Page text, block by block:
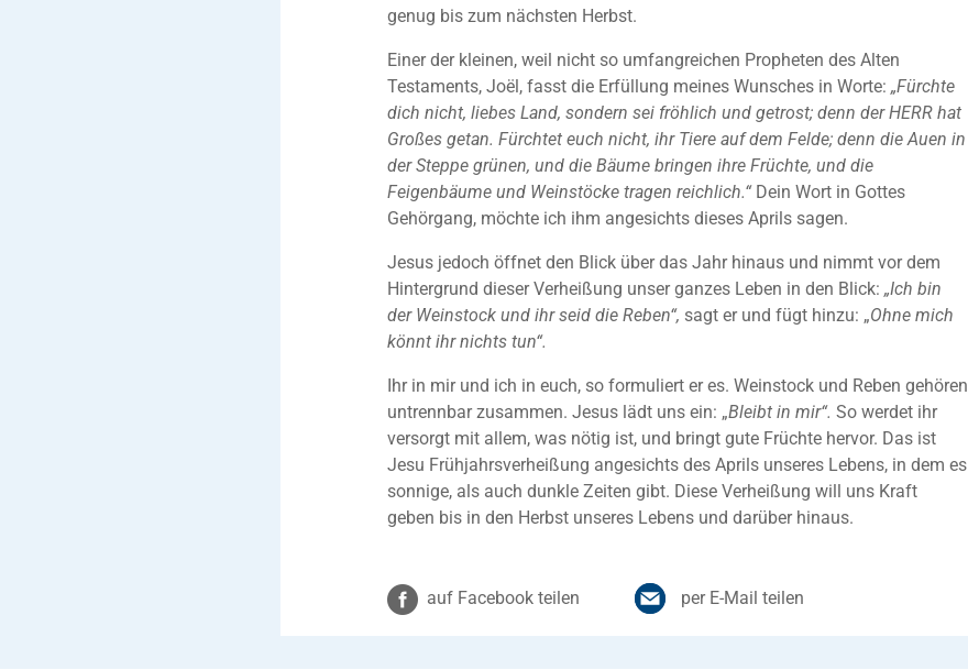
genug bis zum nächsten Herbst.
Einer der kleinen, weil nicht so umfangreichen Propheten des Alten
Testaments, Joël, fasst die Erfüllung meines Wunsches in Worte: „Fürchte
dich nicht, liebes Land, sondern sei fröhlich und getrost; denn der HERR hat
Großes getan. Fürchtet euch nicht, ihr Tiere auf dem Felde; denn die Auen in
der Steppe grünen, und die Bäume bringen ihre Früchte, und die
Feigenbäume und Weinstöcke tragen reichlich.“ Dein Wort in Gottes
Gehörgang, möchte ich ihm angesichts dieses Aprils sagen.
Jesus jedoch öffnet den Blick über das Jahr hinaus und nimmt vor dem
Hintergrund dieser Verheißung unser ganzes Leben in den Blick: „Ich bin
der Weinstock und ihr seid die Reben“, sagt er und fügt hinzu: „Ohne mich
könnt ihr nichts tun“.
Ihr in mir und ich in euch, so formuliert er es. Weinstock und Reben gehören
untrennbar zusammen. Jesus lädt uns ein: „Bleibt in mir“. So werdet ihr
versorgt mit allem, was nötig ist, und bringt gute Früchte hervor. Das ist
Jesu Frühjahrsverheißung angesichts des Aprils unseres Lebens, in dem es
sonnige, als auch dunkle Zeiten gibt. Diese Verheißung will uns Kraft
geben bis in den Herbst unseres Lebens und darüber hinaus.
auf Facebook teilen per E-Mail teilen